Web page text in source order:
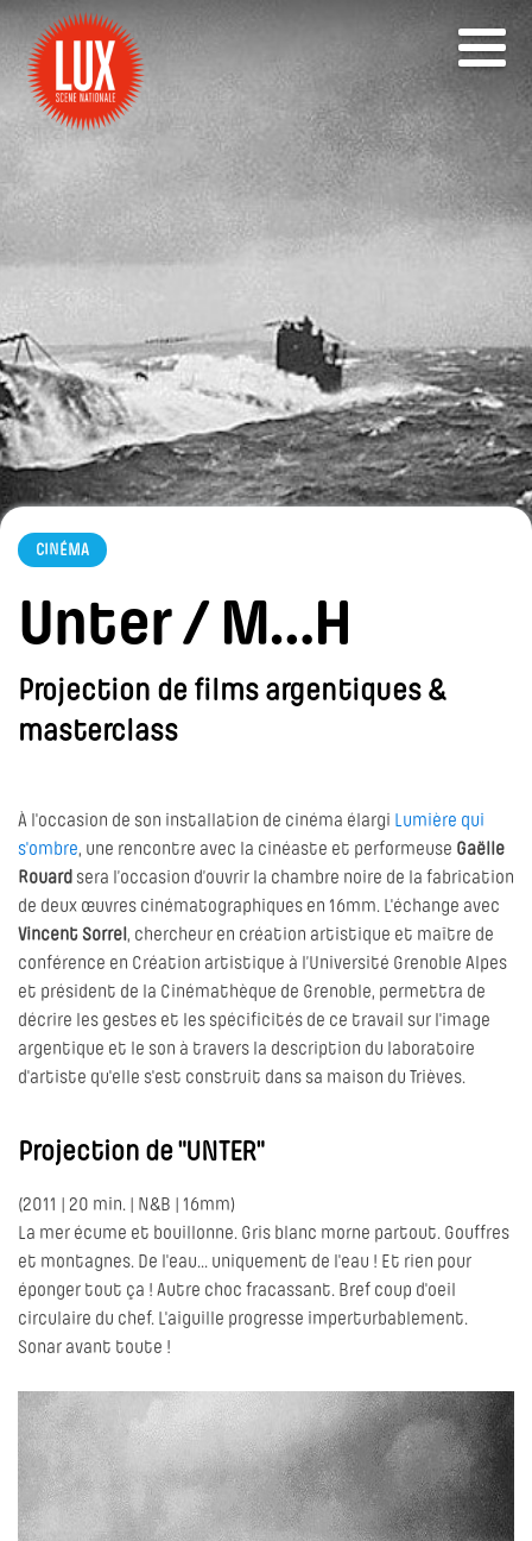
CINÉMA
Unter / M…H
Projection de films argentiques &
masterclass
À l'occasion de son installation de cinéma élargi Lumière qui
s'ombre, une rencontre avec la cinéaste et performeuse Gaëlle
Rouard sera l’occasion d’ouvrir la chambre noire de la fabrication
de deux œuvres cinématographiques en 16mm. L'échange avec
Vincent Sorrel, chercheur en création artistique et maître de
conférence en Création artistique à l’Université Grenoble Alpes
et président de la Cinémathèque de Grenoble, permettra de
décrire les gestes et les spécificités de ce travail sur l'image
argentique et le son à travers la description du laboratoire
d'artiste qu'elle s'est construit dans sa maison du Trièves.
Projection de "UNTER"
(2011 | 20 min. | N&B | 16mm)
La mer écume et bouillonne. Gris blanc morne partout. Gouffres
et montagnes. De l'eau... uniquement de l'eau ! Et rien pour
éponger tout ça ! Autre choc fracassant. Bref coup d'oeil
circulaire du chef. L'aiguille progresse imperturbablement.
Sonar avant toute !